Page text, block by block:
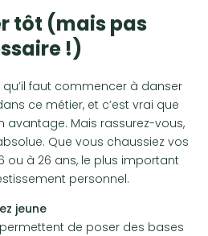
tôt (mais pas
!)
faut commencer à danser
ce métier, et c’est vrai que
avantage. Mais rassurez-vous,
Que vous chaussiez vos
ou à 26 ans, le plus important
personnel.
jeune
de poser des bases